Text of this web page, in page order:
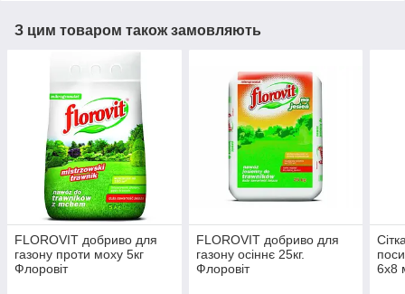
З цим товаром також замовляють
FLOROVIT добриво для
газону проти моху 5кг
Флоровіт
FLOROVIT добриво для
газону осіннє 25кг.
Флоровіт
6х8